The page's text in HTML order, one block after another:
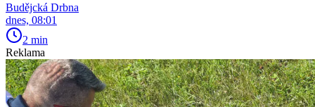
Budějcká Drbna
dnes, 08:01
2 min
Reklama